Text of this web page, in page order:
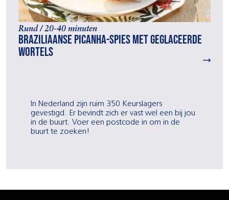
Rund / 20-40 minuten
Braziliaanse picanha-spies met geglaceerde
wortels
In Nederland zijn ruim 350 Keurslagers
gevestigd. Er bevindt zich er vast wel een bij jou
in de buurt. Voer een postcode in om in de
buurt te zoeken!